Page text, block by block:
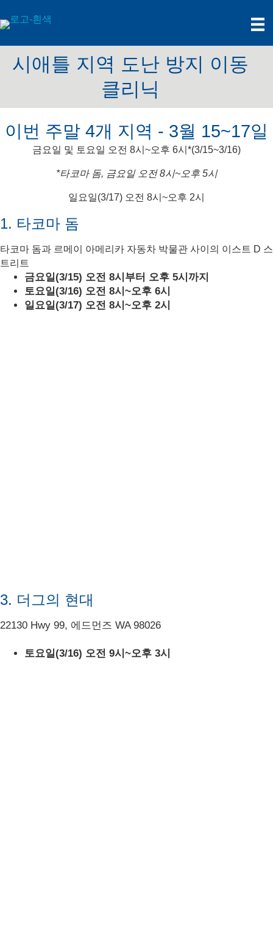
시애틀 지역 도난 방지 이동
클리닉
이번 주말 4개 지역 - 3월 15~17일
금요일 및 토요일 오전 8시~오후 6시*(3/15~3/16)
*타코마 돔, 금요일 오전 8시~오후 5시
일요일(3/17) 오전 8시~오후 2시
1. 타코마 돔
타코마 돔과 르메이 아메리카 자동차 박물관 사이의 이스트 D 스
트리트
금요일(3/15) 오전 8시부터 오후 5시까지
토요일(3/16) 오전 8시~오후 6시
일요일(3/17) 오전 8시~오후 2시
3. 더그의 현대
22130 Hwy 99, 에드먼즈 WA 98026
토요일(3/16) 오전 9시~오후 3시